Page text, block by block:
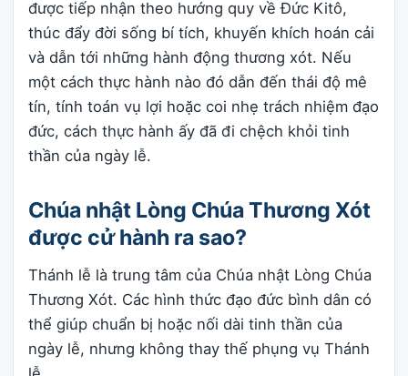
được tiếp nhận theo hướng quy về Đức Kitô,
thúc đẩy đời sống bí tích, khuyến khích hoán cải
và dẫn tới những hành động thương xót. Nếu
một cách thực hành nào đó dẫn đến thái độ mê
tín, tính toán vụ lợi hoặc coi nhẹ trách nhiệm đạo
đức, cách thực hành ấy đã đi chệch khỏi tinh
thần của ngày lễ.
Chúa nhật Lòng Chúa Thương Xót
được cử hành ra sao?
Thánh lễ là trung tâm của Chúa nhật Lòng Chúa
Thương Xót. Các hình thức đạo đức bình dân có
thể giúp chuẩn bị hoặc nối dài tinh thần của
ngày lễ, nhưng không thay thế phụng vụ Thánh